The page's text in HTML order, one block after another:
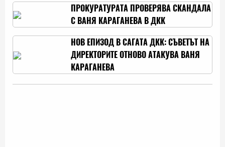
ПРОКУРАТУРАТА ПРОВЕРЯВА СКАНДАЛА
С ВАНЯ КАРАГАНЕВА В ДКК
НОВ ЕПИЗОД В САГАТА ДКК: СЪВЕТЪТ НА
ДИРЕКТОРИТЕ ОТНОВО АТАКУВА ВАНЯ
КАРАГАНЕВА